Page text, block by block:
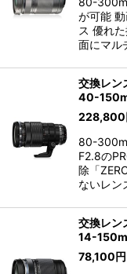
が可能
ス 優れ
面にマル
交換レ
40-
228,800
80-
F2.8の
除「
ないレン
交換レ
14-
78,100円